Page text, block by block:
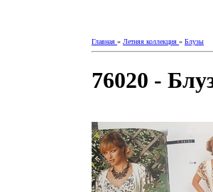
Главная » Летняя коллекция » Блузы
76020 -